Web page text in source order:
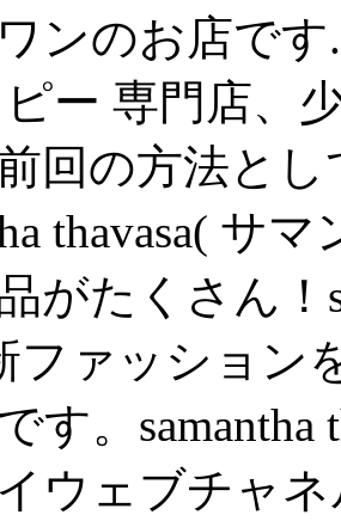
ンのお店で
ー 専門店、
回の方法と
thavasa( サ
がたくさん！
ファッション
す。
ウェブチャ